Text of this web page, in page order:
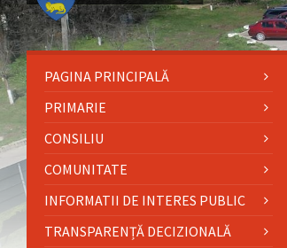
PAGINA PRINCIPALĂ
PRIMARIE
CONSILIU
COMUNITATE
INFORMATII DE INTERES PUBLIC
TRANSPARENȚĂ DECIZIONALĂ